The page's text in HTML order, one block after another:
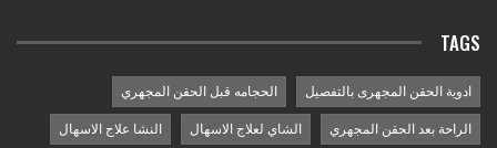
TAGS
ادوية الحقن المجهرى بالتفصيل الحجامه قبل الحقن المجهري
الراحة بعد الحقن المجهري الشاي لعلاج الاسهال النشا علاج الاسهال